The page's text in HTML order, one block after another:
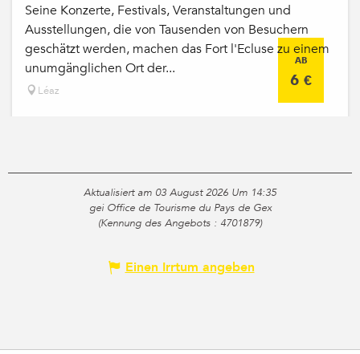
AB
6 €
Seine Konzerte, Festivals, Veranstaltungen und
Ausstellungen, die von Tausenden von Besuchern
geschätzt werden, machen das Fort l'Ecluse zu einem
unumgänglichen Ort der...
Léaz
Aktualisiert am 03 August 2026 Um 14:35
gei Office de Tourisme du Pays de Gex
(Kennung des Angebots : 4701879)
Einen Irrtum angeben